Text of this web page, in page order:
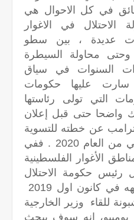
في كل الاحوال هي
الاحتلال في الاغوار
عديدة ، بين سطو
محاولة السيطرة
السنوات في سياق
سارت عليها حكومات
التي تولى رئاستها
واضحا حتى قبل إعلان
ترامب عن خطته للتسوية
السياسية في كانون الثاني من العام 2020 . ففي
الأغوار الفلسطينية
رئيس حكومة الاحتلال
للقاء وزير الخارجية
بومبيو، انه سوف يبحث